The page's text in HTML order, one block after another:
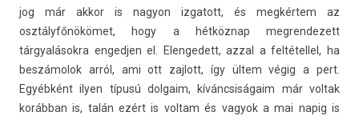
jog már akkor is nagyon iz­gatott, és megkértem az
osztályfőnökömet, hogy a hétköznap meg­rendezett
tárgyalásokra en­gedj­en el. Elen­gedett, azzal a fel­tétel­lel, ha
beszámolok arról, ami ott zaj­lott, így ültem végig a pert.
Egyébként ilyen típusú dol­gaim, kíváncsiságaim már vol­tak
korábban is, talán ezért is vol­tam és vagyok a mai napig is